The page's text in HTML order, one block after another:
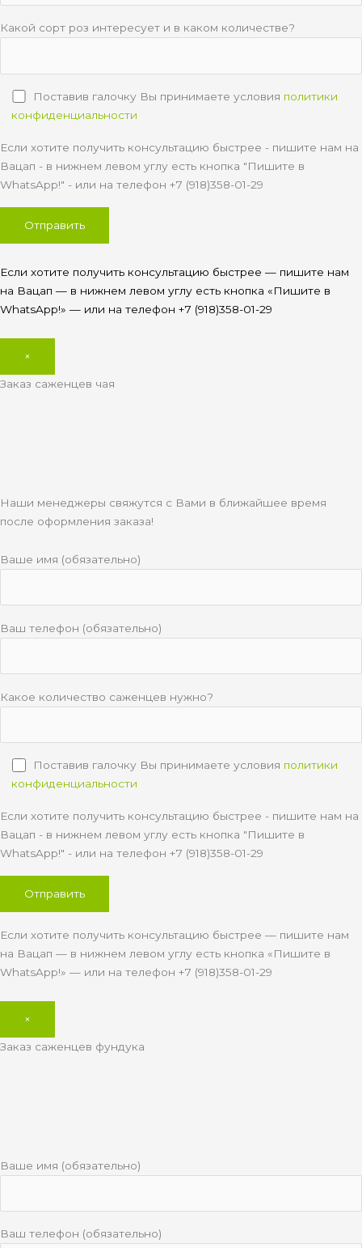
Какой сорт роз интересует и в каком количестве?
Поставив галочку Вы принимаете условия политики
конфиденциальности
Если хотите получить консультацию быстрее - пишите нам на
Вацап - в нижнем левом углу есть кнопка "Пишите в
WhatsApp!" - или на телефон +7 (918)358-01-29
Если хотите получить консультацию быстрее — пишите нам
на Вацап — в нижнем левом углу есть кнопка «Пишите в
WhatsApp!» — или на телефон +7 (918)358-01-29
×
Заказ саженцев чая
Наши менеджеры свяжутся с Вами в ближайшее время
после оформления заказа!
Ваше имя (обязательно)
Ваш телефон (обязательно)
Какое количество саженцев нужно?
Поставив галочку Вы принимаете условия политики
конфиденциальности
Если хотите получить консультацию быстрее - пишите нам на
Вацап - в нижнем левом углу есть кнопка "Пишите в
WhatsApp!" - или на телефон +7 (918)358-01-29
Если хотите получить консультацию быстрее — пишите нам
на Вацап — в нижнем левом углу есть кнопка «Пишите в
WhatsApp!» — или на телефон +7 (918)358-01-29
×
Заказ саженцев фундука
Ваше имя (обязательно)
Ваш телефон (обязательно)